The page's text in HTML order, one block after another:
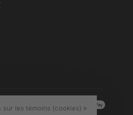
sur les témoins (cookies) »